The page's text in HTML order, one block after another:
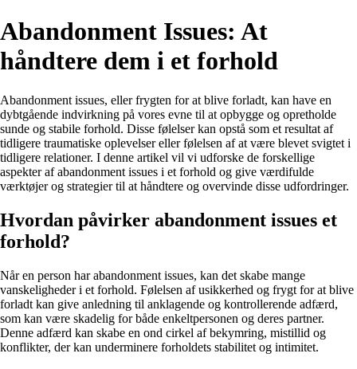
Abandonment Issues: At
håndtere dem i et forhold
Abandonment issues, eller frygten for at blive forladt, kan have en
dybtgående indvirkning på vores evne til at opbygge og opretholde
sunde og stabile forhold. Disse følelser kan opstå som et resultat af
tidligere traumatiske oplevelser eller følelsen af ​​at være blevet svigtet i
tidligere relationer. I denne artikel vil vi udforske de forskellige
aspekter af abandonment issues i et forhold og give værdifulde
værktøjer og strategier til at håndtere og overvinde disse udfordringer.
Hvordan påvirker abandonment issues et
forhold?
Når en person har abandonment issues, kan det skabe mange
vanskeligheder i et forhold. Følelsen af ​​usikkerhed og frygt for at blive
forladt kan give anledning til anklagende og kontrollerende adfærd,
som kan være skadelig for både enkeltpersonen og deres partner.
Denne adfærd kan skabe en ond cirkel af bekymring, mistillid og
konflikter, der kan underminere forholdets stabilitet og intimitet.